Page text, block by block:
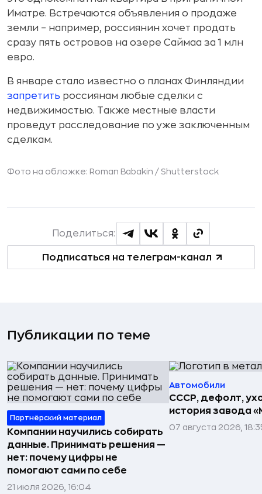
Иматре. Встречаются объявления о продаже
земли – например, россиянин хочет продать
сразу пять островов на озере Саймаа за 1 млн
евро.
В январе стало известно о планах Финляндии
запретить россиянам любые сделки с
недвижимостью. Также местные власти
проведут расследование по уже заключенным
сделкам.
Фото на обложке: Roman Babakin / Shutterstock
Подписаться на телеграм-канал
Поделиться:
Публикации по теме
Партнёрский материал
Компании научились собирать
данные. Принимать решения —
нет: почему цифры не
помогают сами по себе
21 июля 2026, 16:04
Автомобили
СССР, дефолт,
история завода
07 августа 2026,